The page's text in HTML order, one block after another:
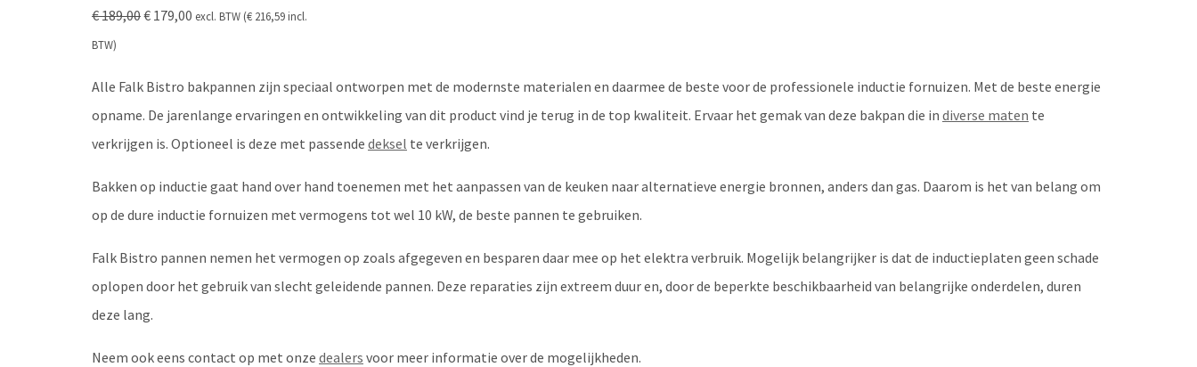
€189,00Oorspronkelijke
€ 179,00 Huidige
€ 179,00.
excl. BTW (€ 216,59incl.
BTW)
Alle Falk Bistro bakpannen zijn speciaal ontworpen met de modernste materialen en daarmee de beste voor de professionele inductie fornuizen. Met de beste energie
opname. De jarenlange ervaringen en ontwikkeling van dit product vind je terug in de top kwaliteit. Ervaar het gemak van deze bakpan die in diverse maten te
verkrijgen is. Optioneel is deze met passende deksel te verkrijgen.
Bakken op inductie gaat hand over hand toenemen met het aanpassen van de keuken naar alternatieve energie bronnen, anders dan gas. Daarom is het van belang om
op de dure inductie fornuizen met vermogens tot wel 10 kW, de beste pannen te gebruiken.
Falk Bistro pannen nemen het vermogen op zoals afgegeven en besparen daar mee op het elektra verbruik. Mogelijk belangrijker is dat de inductieplaten geen schade
oplopen door het gebruik van slecht geleidende pannen. Deze reparaties zijn extreem duur en, door de beperkte beschikbaarheid van belangrijke onderdelen, duren
deze lang.
Neem ook eens contact op met onze dealers voor meer informatie over de mogelijkheden.